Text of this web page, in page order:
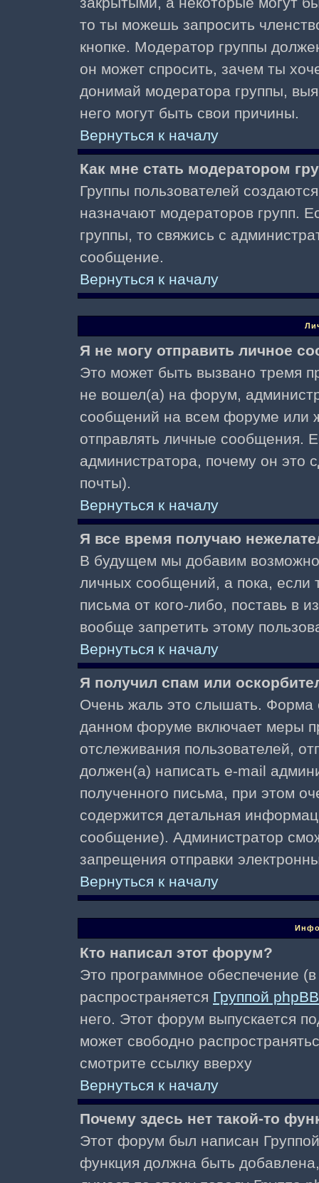
то ты можешь запросить
кнопке. Модератор группы
он может спросить, зачем ты
донимай модератора группы,
него могут быть свои причины.
Вернуться к началу
Как мне стать модератором
Группы пользователей
назначают модераторов групп.
группы, то свяжись с
сообщение.
Вернуться к началу
Я не могу отправить личное
Это может быть вызвано тремя
не вошел(а) на форум,
сообщений на всем форуме или
отправлять личные сообщения.
администратора, почему он это
почты).
Вернуться к началу
Я все время получаю
В будущем мы добавим
личных сообщений, а пока, если
письма от кого-либо, поставь в
вообще запретить этому
Вернуться к началу
Я получил спам или
Очень жаль это слышать. Форма
данном форуме включает меры
отслеживания пользователей,
должен(а) написать e-mail
полученного письма, при этом
содержится детальная
сообщение). Администратор
запрещения отправки
Вернуться к началу
Кто написал этот форум?
Это программное обеспечение
распространяется Группой phpBB
него. Этот форум выпускается
может свободно
смотрите ссылку вверху
Вернуться к началу
Почему здесь нет такой-то
Этот форум был написан
функция должна быть